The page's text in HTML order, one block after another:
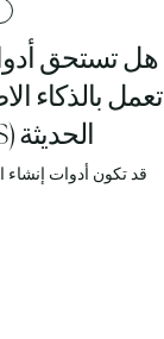
هل تستحق
تعمل بالذكاء
أنظمة تتبع المتقدمين (ATS) الحديثة
قد تكون أدوات إنشاء